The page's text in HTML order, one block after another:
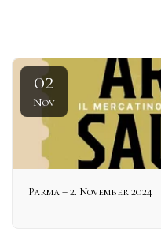
02
Nov
Parma – 2. November 2024